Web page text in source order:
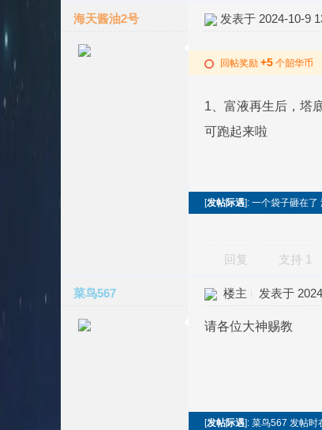
海天酱油2号 发表于 2024-10-9
回帖奖励 +5 个韶华币
1、富液再生后，塔
可跑起来啦
[发帖际遇]: 一个袋子砸在了
回复 支持 1
菜鸟567 楼主 发表于
请各位大神赐教
[发帖际遇]: 菜鸟567 发帖时